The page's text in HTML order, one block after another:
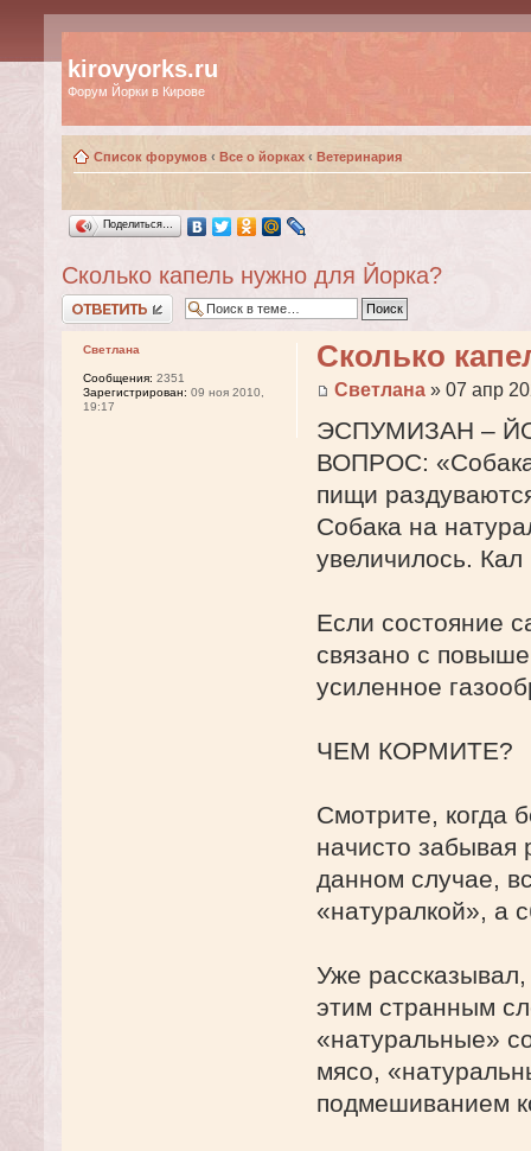
kirovyorks.ru
Форум Йорки в Кирове
Список форумов ‹ Все о йорках ‹ Ветеринария
Поделиться…
Сколько капель нужно для Йорка?
Ответить
Сколько
Светлана » 07 апр
ЭСПУМИЗАН –
ВОПРОС: «Собака
пищи
Собака на
увеличилось.
Если состояние
связано с
усиленное
ЧЕМ КОРМИТЕ?
Смотрите, когда
начисто забывая
данном случае,
«натуралкой», а
Уже рассказывал,
этим странным
«натуральные»
мясо,
подмешиванием
Светлана
Сообщения: 2351
Зарегистрирован: 09 ноя 2010,
19:17